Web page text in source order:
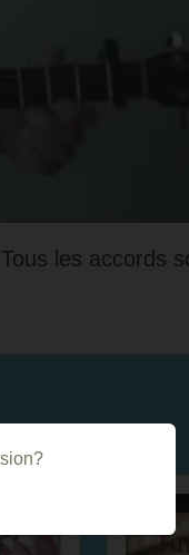
les accords